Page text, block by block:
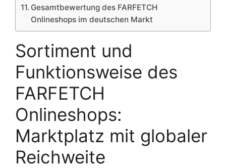
Gesamtbewertung des FARFETCH
Onlineshops im deutschen Markt
Sortiment und
Funktionsweise des
FARFETCH
Onlineshops:
Marktplatz mit globaler
Reichweite